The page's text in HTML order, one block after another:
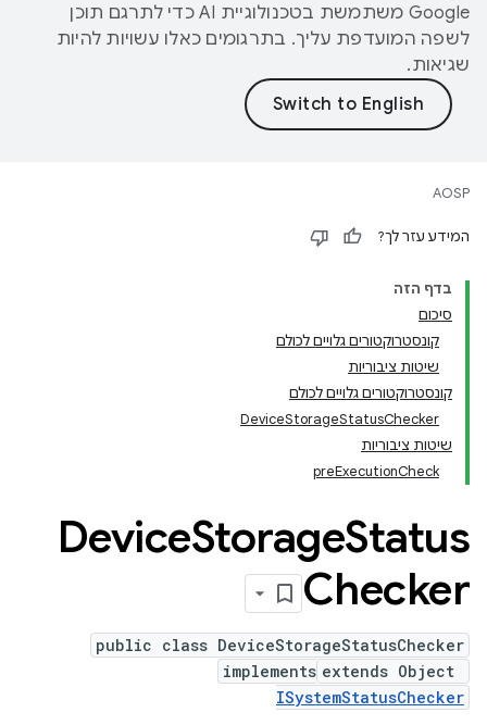
‫Google משתמשת בטכנולוגיית AI כדי לתרגם תוכן
לשפה המועדפת עליך. בתרגומים כאלו עשויות להיות
שגיאות.
AOSP
המידע עזר לך?
בדף הזה
סיכום
קונסטרוקטורים גלויים לכולם
שיטות ציבוריות
קונסטרוקטורים גלויים לכולם
DeviceStorageStatusChecker
שיטות ציבוריות
preExecutionCheck
DeviceStorageStatus
Checker
public class DeviceStorageStatusChecker
extends Object
implements
ISystemStatusChecker